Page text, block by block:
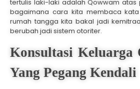
tertulis laki-laki adalah Qowwam atas
bagaimana cara kita membaca
rumah tangga kita bakal jadi
berubah jadi sistem otoriter.
Konsultasi Keluarga
Yang Pegang Kendali